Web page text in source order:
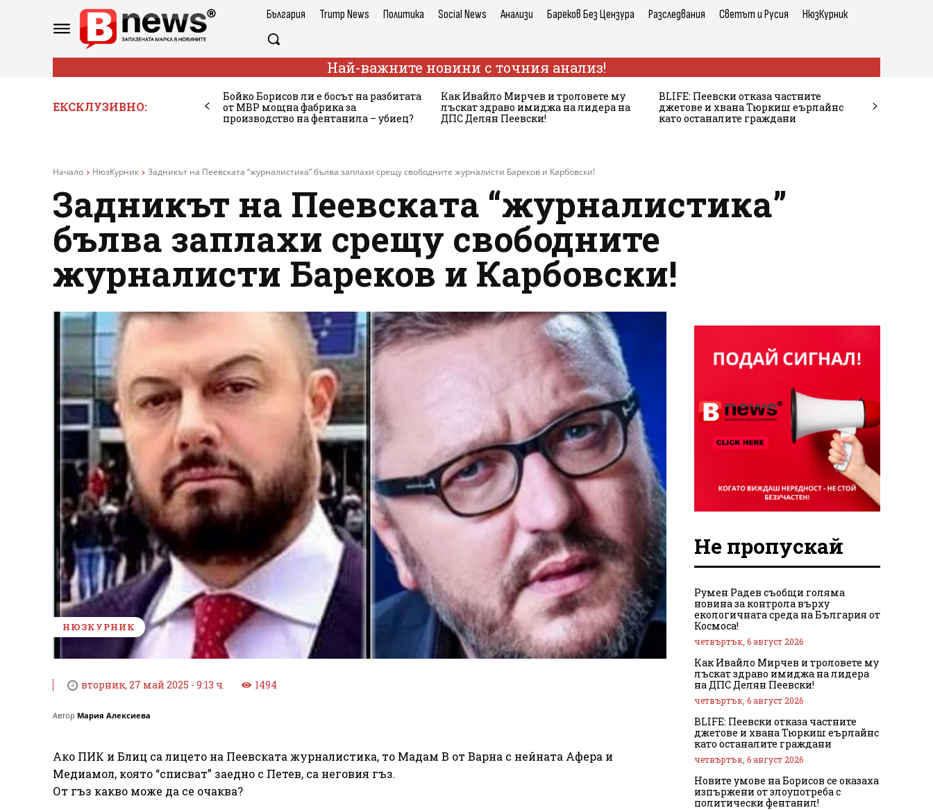
България Trump News Политика Social News Анализи Бареков Без Цензура Разследвания Светът и Русия НюзКурник
Най-важните новини с точния анализ!
ЕКСКЛУЗИВНО:
Бойко Борисов ли е босът на разбитата
от МВР мощна фабрика за
производство на фентанила – убиец?
Как Ивайло Мирчев и троловете му
лъскат здраво имиджа на лидера на
ДПС Делян Пеевски!
BLIFE: Пеевски отказа частните
джетове и хвана Тюркиш еърлайнс
като останалите граждани
Начало НюзКурник Задникът на Пеевската “журналистика” бълва заплахи срещу свободните журналисти Бареков и Карбовски!
Задникът на Пеевската “журналистика”
бълва заплахи срещу свободните
журналисти Бареков и Карбовски!
НЮЗКУРНИК
вторник, 27 май 2025 - 9:13 ч. 1494
Автор Мария Алексиева
Ако ПИК и Блиц са лицето на Пеевската журналистика, то Мадам В от Варна с нейната Афера и
Медиамол, която “списват” заедно с Петев, са неговия гъз.
От гъз какво може да се очаква?
Не пропускай
Румен Радев съобщи голяма
новина за контрола върху
екологичната среда на България от
Космоса!
четвъртък, 6 август 2026
Как Ивайло Мирчев и троловете му
лъскат здраво имиджа на лидера
на ДПС Делян Пеевски!
четвъртък, 6 август 2026
BLIFE: Пеевски отказа частните
джетове и хвана Тюркиш еърлайнс
като останалите граждани
четвъртък, 6 август 2026
Новите умове на Борисов се оказаха
изпържени от злоупотреба с
политически фентанил!